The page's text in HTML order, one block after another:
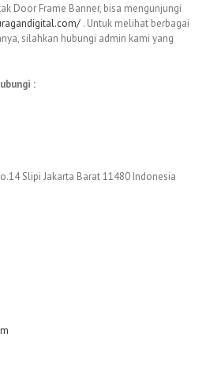
Door Frame Banner, bisa mengunjungi
. Untuk melihat berbagai
silahkan hubungi admin kami yang
:
Slipi Jakarta Barat 11480 Indonesia